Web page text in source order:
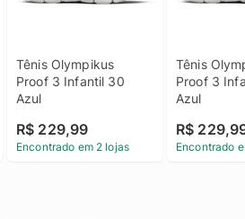
Tênis Olympikus
Proof 3 Infantil 30
Azul
R$ 229,99
Encontrado em 2 lojas
Tênis
Proof 3
Azul
R$
Encontrado